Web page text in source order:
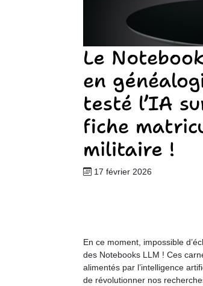
Le
en
testé l’IA
fiche
militaire !
17 février 2026
En ce moment, impossible
des Notebooks LLM ! Ces
alimentés par l’intelligence
de révolutionner nos